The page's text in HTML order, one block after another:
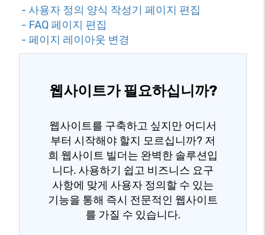
- 사용자 정의 양식 작성기 페이지 편집
- FAQ 페이지 편집
- 페이지 레이아웃 변경
웹사이트가 필요하십니까?
웹사이트를 구축하고 싶지만 어디서
부터 시작해야 할지 모르십니까? 저
희 웹사이트 빌더는 완벽한 솔루션입
니다. 사용하기 쉽고 비즈니스 요구
사항에 맞게 사용자 정의할 수 있는
기능을 통해 즉시 전문적인 웹사이트
를 가질 수 있습니다.